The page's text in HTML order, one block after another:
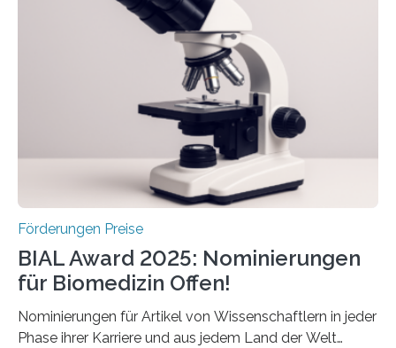
Betroffenen zu verbessern. Dazu schreibt sie auch in
diesem Jahr wieder deutschlandweit den Hentschel-
Preis aus. Er richtet sich gezielt an jüngere
Forscherinnen und Forscher unter 40 Jahren. Geehrt
werden soll eine herausragende Doktorarbeit oder eine
hochrangige wissenschaftliche Publikation zum Thema
Förderungen Preise
BIAL Award 2025: Nominierungen
für Biomedizin Offen!
Nominierungen für Artikel von Wissenschaftlern in jeder
Phase ihrer Karriere und aus jedem Land der Welt